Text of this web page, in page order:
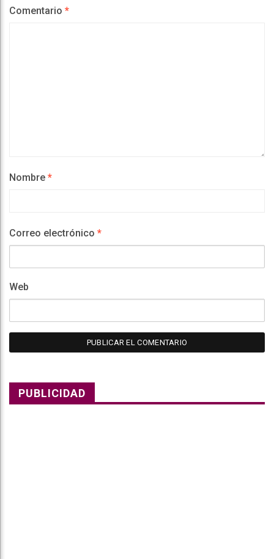
Comentario *
Nombre *
Correo electrónico *
Web
PUBLICIDAD